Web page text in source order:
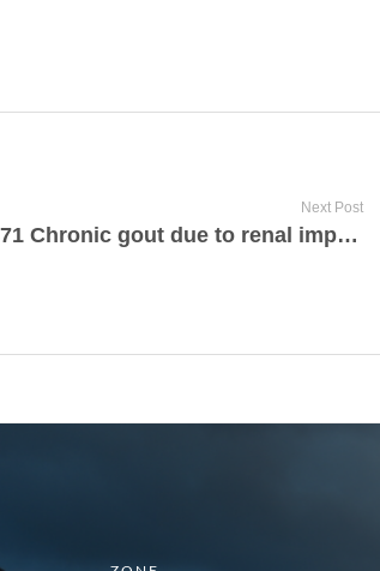
Next Post
M1A.371 Chronic gout due to renal impairment, right ankle and foot